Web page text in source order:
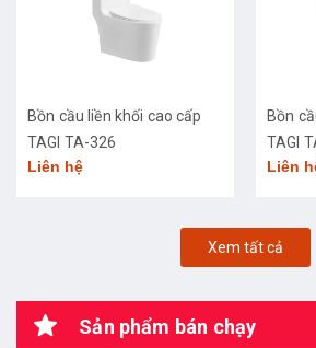
Bồn cầu liền khối cao cấp
TAGI TA-326
Liên hệ
Bồn
TAGI
Liên
Xem tất cả
Sản phẩm bán chạy